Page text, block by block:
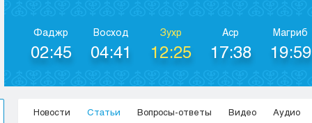
Фаджр
02:45
Восход
04:41
Зухр
12:25
Аср
17:38
Магриб
19:59
Новости Статьи Вопросы-ответы Видео Аудио